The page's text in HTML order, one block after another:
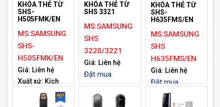
392.1(H) X
X 80.3(D)mm
Đặt mua
KHÓA THẺ TỪ
SHS-
H505FMK/EN
MS:SAMSUNG
SHS-
H505FMK/EN
Giá: Liên hệ
Xuất xứ: Kích
thước (cao x
rộng x dày): 302
KHÓA THẺ TỪ
SHS 3321
MS:SAMSUNG
SHS
3220/3221
Giá: Liên hệ
Đặt mua
KHÓA THẺ TỪ
SHS-
H635FMS/EN
MS:SAMSUNG
SHS
H635FMS/EN
Giá: Liên hệ
Đặt mua